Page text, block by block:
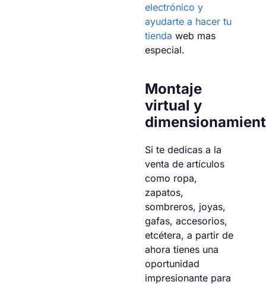
electrónico y
ayudarte a hacer tu
tienda web mas
especial.
Montaje
virtual y
Si te dedicas a la
venta de artículos
como ropa,
zapatos,
sombreros, joyas,
gafas, accesorios,
etcétera, a partir de
ahora tienes una
oportunidad
impresionante para